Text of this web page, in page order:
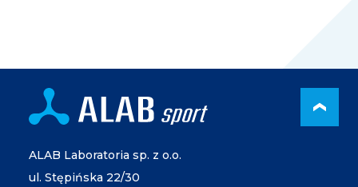
ALAB Laboratoria sp. z o.o.
ul. Stępińska 22/30